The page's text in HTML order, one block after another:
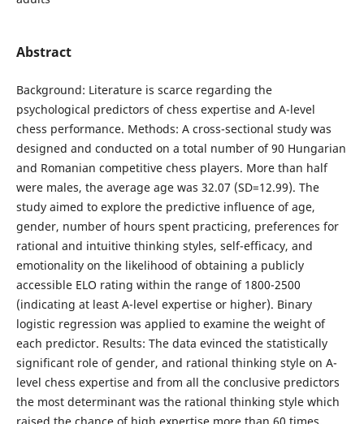
Abstract
Background: Literature is scarce regarding the
psychological predictors of chess expertise and A-level
chess performance. Methods: A cross-sectional study was
designed and conducted on a total number of 90 Hungarian
and Romanian competitive chess players. More than half
were males, the average age was 32.07 (SD=12.99). The
study aimed to explore the predictive influence of age,
gender, number of hours spent practicing, preferences for
rational and intuitive thinking styles, self-efficacy, and
emotionality on the likelihood of obtaining a publicly
accessible ELO rating within the range of 1800-2500
(indicating at least A-level expertise or higher). Binary
logistic regression was applied to examine the weight of
each predictor. Results: The data evinced the statistically
significant role of gender, and rational thinking style on A-
level chess expertise and from all the conclusive predictors
the most determinant was the rational thinking style which